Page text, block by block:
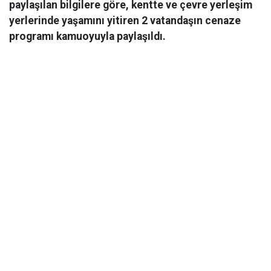
paylaşılan bilgilere göre, kentte ve çevre yerleşim
yerlerinde yaşamını yitiren 2 vatandaşın cenaze
programı kamuoyuyla paylaşıldı.